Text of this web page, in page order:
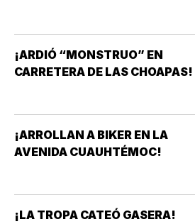
¡ARDIÓ “MONSTRUO” EN
CARRETERA DE LAS CHOAPAS!
¡ARROLLAN A BIKER EN LA
AVENIDA CUAUHTÉMOC!
¡LA TROPA CATEÓ GASERA!